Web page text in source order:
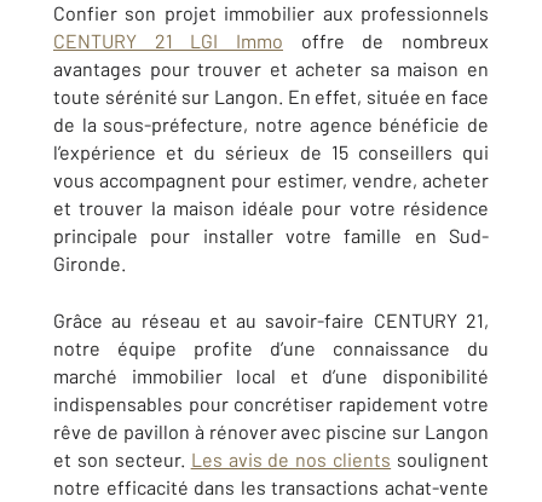
Confier son projet immobilier aux professionnels
CENTURY 21 LGI Immo offre de nombreux
avantages pour trouver et acheter sa maison en
toute sérénité sur Langon. En effet, située en face
de la sous-préfecture, notre agence bénéficie de
l’expérience et du sérieux de 15 conseillers qui
vous accompagnent pour estimer, vendre, acheter
et trouver la maison idéale pour votre résidence
principale pour installer votre famille en Sud-
Gironde.
Grâce au réseau et au savoir-faire CENTURY 21,
notre équipe profite d’une connaissance du
marché immobilier local et d’une disponibilité
indispensables pour concrétiser rapidement votre
rêve de pavillon à rénover avec piscine sur Langon
et son secteur. Les avis de nos clients soulignent
notre efficacité dans les transactions achat-vente